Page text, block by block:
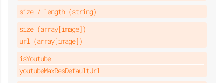
size / length (string)
size (array[image])
url (array[image])
isYoutube
youtubeMaxResDefaultUrl